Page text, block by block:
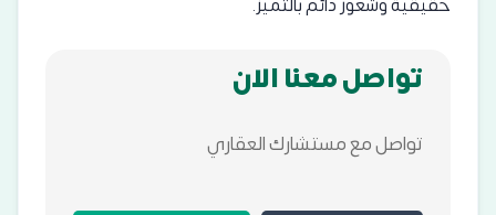
تواصل معنا الان
تواصل مع مستشارك العقاري